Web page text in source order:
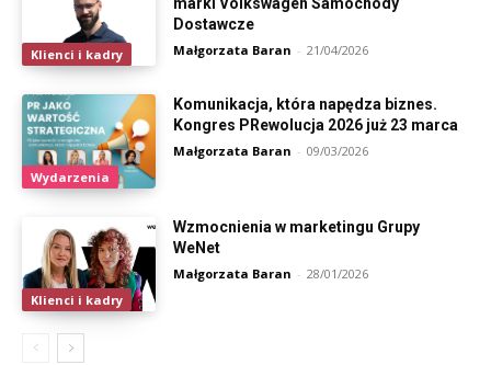
Klienci i kadry
Dostawcze
Małgorzata Baran - 21/04/2026
Wydarzenia
Komunikacja, która napędza biznes.
Kongres PRewolucja 2026 już 23 marca
Małgorzata Baran - 09/03/2026
Klienci i kadry
Wzmocnienia w marketingu Grupy
WeNet
Małgorzata Baran - 28/01/2026